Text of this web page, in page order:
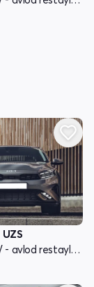
UZS
Kia Cerato IV - avlod restayling